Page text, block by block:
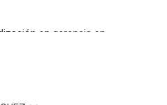
en gerencia en
de software para la